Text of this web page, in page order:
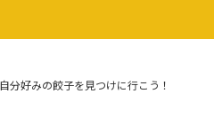
分好みの餃子を見つけに行こう！